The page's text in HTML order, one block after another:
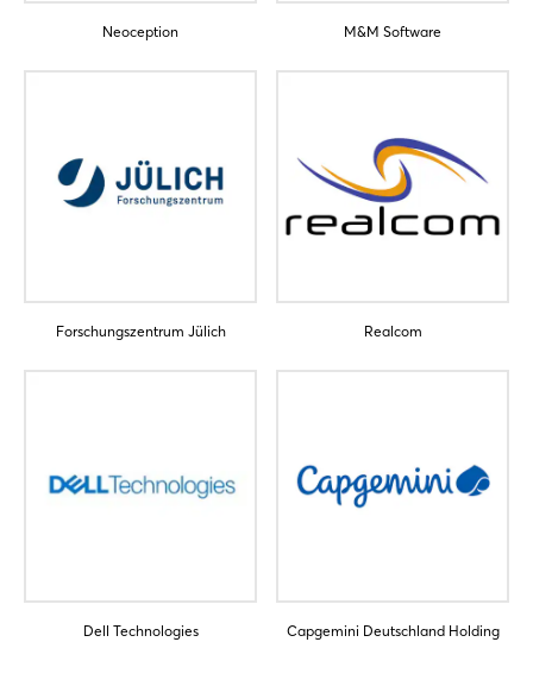
Neoception M&M Software
Forschungszentrum Jülich Realcom
Dell Technologies Capgemini Deutschland Holding
Jetzt registrieren